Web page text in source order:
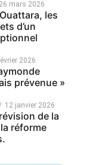
26 mars 2026
les
d’un
2026
prévenue »
12 janvier 2026
de la
réforme